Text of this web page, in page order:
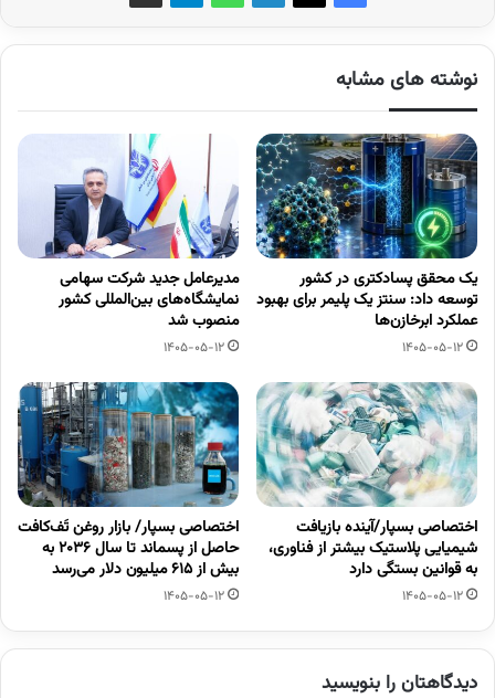
نوشته های مشابه
یک محقق پسادکتری در کشور
توسعه داد: سنتز یک پلیمر برای بهبود
عملکرد ابرخازن‌ها
1405-05-12
مدیرعامل جدید شرکت سهامی
نمایشگاه‌های بین‌المللی کشور
منصوب شد
1405-05-12
اختصاصی بسپار/آینده بازیافت
شیمیایی پلاستیک بیشتر از فناوری،
به قوانین بستگی دارد
1405-05-12
اختصاصی بسپار/ بازار روغن تَف‌کافت
حاصل از پسماند تا سال ۲۰۳۶ به
بیش از ۶۱۵ میلیون دلار می‌رسد
1405-05-12
دیدگاهتان را بنویسید